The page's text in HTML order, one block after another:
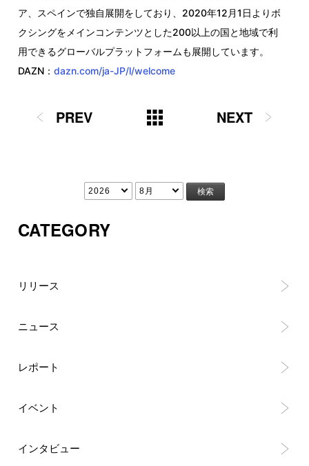
ア、スペインで独自展開をしており、2020年12月1日よりボ
クシングをメインコンテンツとした200以上の国と地域で利
用できるグローバルプラットフォームも展開しています。
DAZN： dazn.com/ja-JP/l/welcome
PREV NEXT
CATEGORY
リリース
ニュース
レポート
イベント
インタビュー